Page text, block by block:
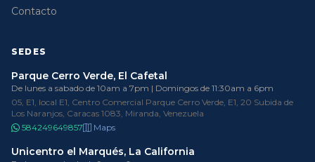
Contacto
SEDES
Parque Cerro Verde, El Cafetal
De lunes a sabado de 10am a 7pm | Domingos de 11:30am a 6pm
05, E1, local E1, Centro Comercial Parque Cerro Verde, E1, 20 Subida de
Los Naranjos, Caracas 1083, Miranda, Venezuela
584249649857
Maps
Unicentro el Marqués, La California